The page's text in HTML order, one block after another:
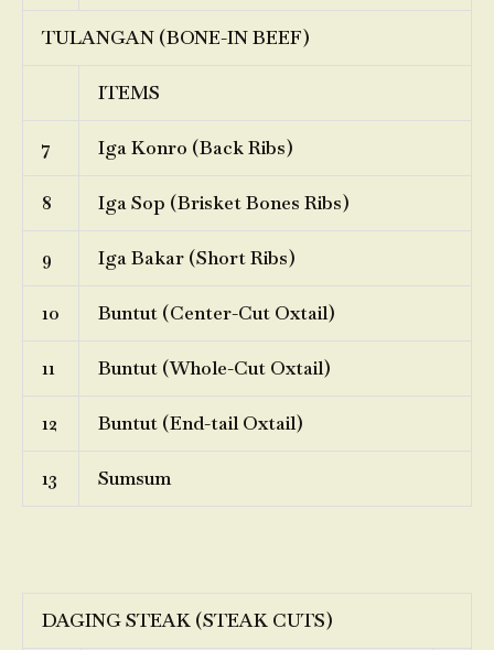
TULANGAN (BONE-IN BEEF)
ITEMS
7 Iga Konro (Back Ribs)
8 Iga Sop (Brisket Bones Ribs)
9 Iga Bakar (Short Ribs)
10 Buntut (Center-Cut Oxtail)
11 Buntut (Whole-Cut Oxtail)
12 Buntut (End-tail Oxtail)
13 Sumsum
DAGING STEAK (STEAK CUTS)